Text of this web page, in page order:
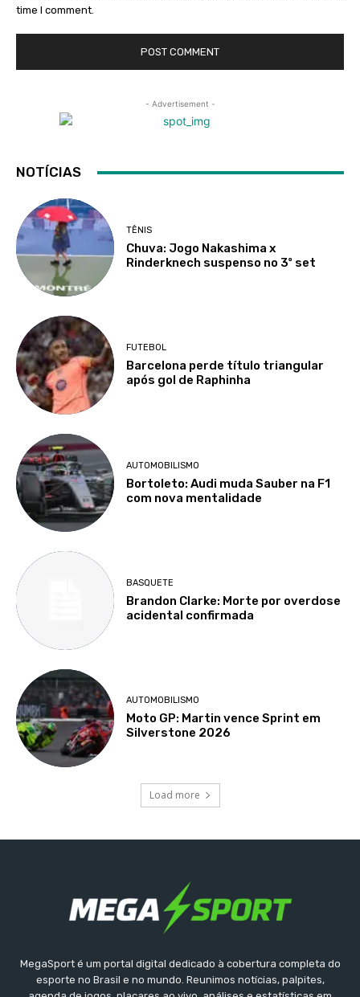
time I comment.
- Advertisement -
NOTÍCIAS
TÊNIS
Chuva: Jogo Nakashima x
Rinderknech suspenso no 3º set
FUTEBOL
Barcelona perde título triangular
após gol de Raphinha
AUTOMOBILISMO
Bortoleto: Audi muda Sauber na F1
com nova mentalidade
BASQUETE
Brandon Clarke: Morte por overdose
acidental confirmada
AUTOMOBILISMO
Moto GP: Martin vence Sprint em
Silverstone 2026
Load more
MegaSport é um portal digital dedicado à cobertura completa do
esporte no Brasil e no mundo. Reunimos notícias, palpites,